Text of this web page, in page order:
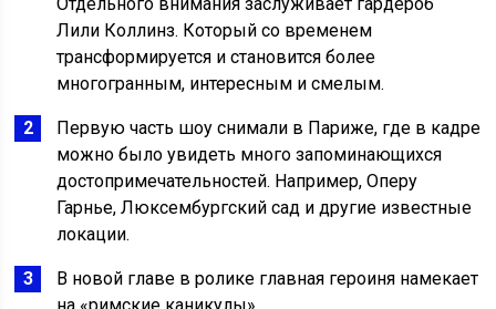
Лили Коллинз. Который со временем
трансформируется и становится более
многогранным, интересным и смелым.
Первую часть шоу снимали в Париже, где в кадре
можно было увидеть много запоминающихся
достопримечательностей. Например, Оперу
Гарнье, Люксембургский сад и другие известные
локации.
В новой главе в ролике главная героиня намекает